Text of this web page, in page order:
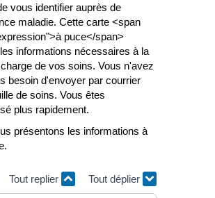
vous identifier auprès de
maladie. Cette carte <span
puce</span>
informations nécessaires à la
de vos soins. Vous n'avez
besoin d'envoyer par courrier
de soins. Vous êtes
plus rapidement.
présentons les informations à
Tout replier Tout déplier